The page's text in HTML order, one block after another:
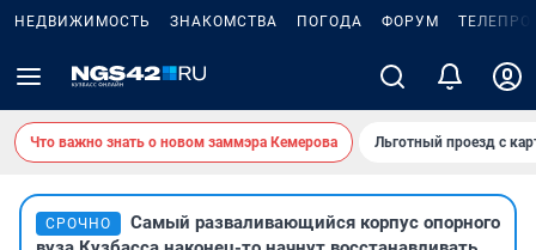
НЕДВИЖИМОСТЬ ЗНАКОМСТВА ПОГОДА ФОРУМ
Что важно знать о новом заммэра Кемерова Льготный проезд с
СРОЧНО
Самый разваливающийся корпус опорного